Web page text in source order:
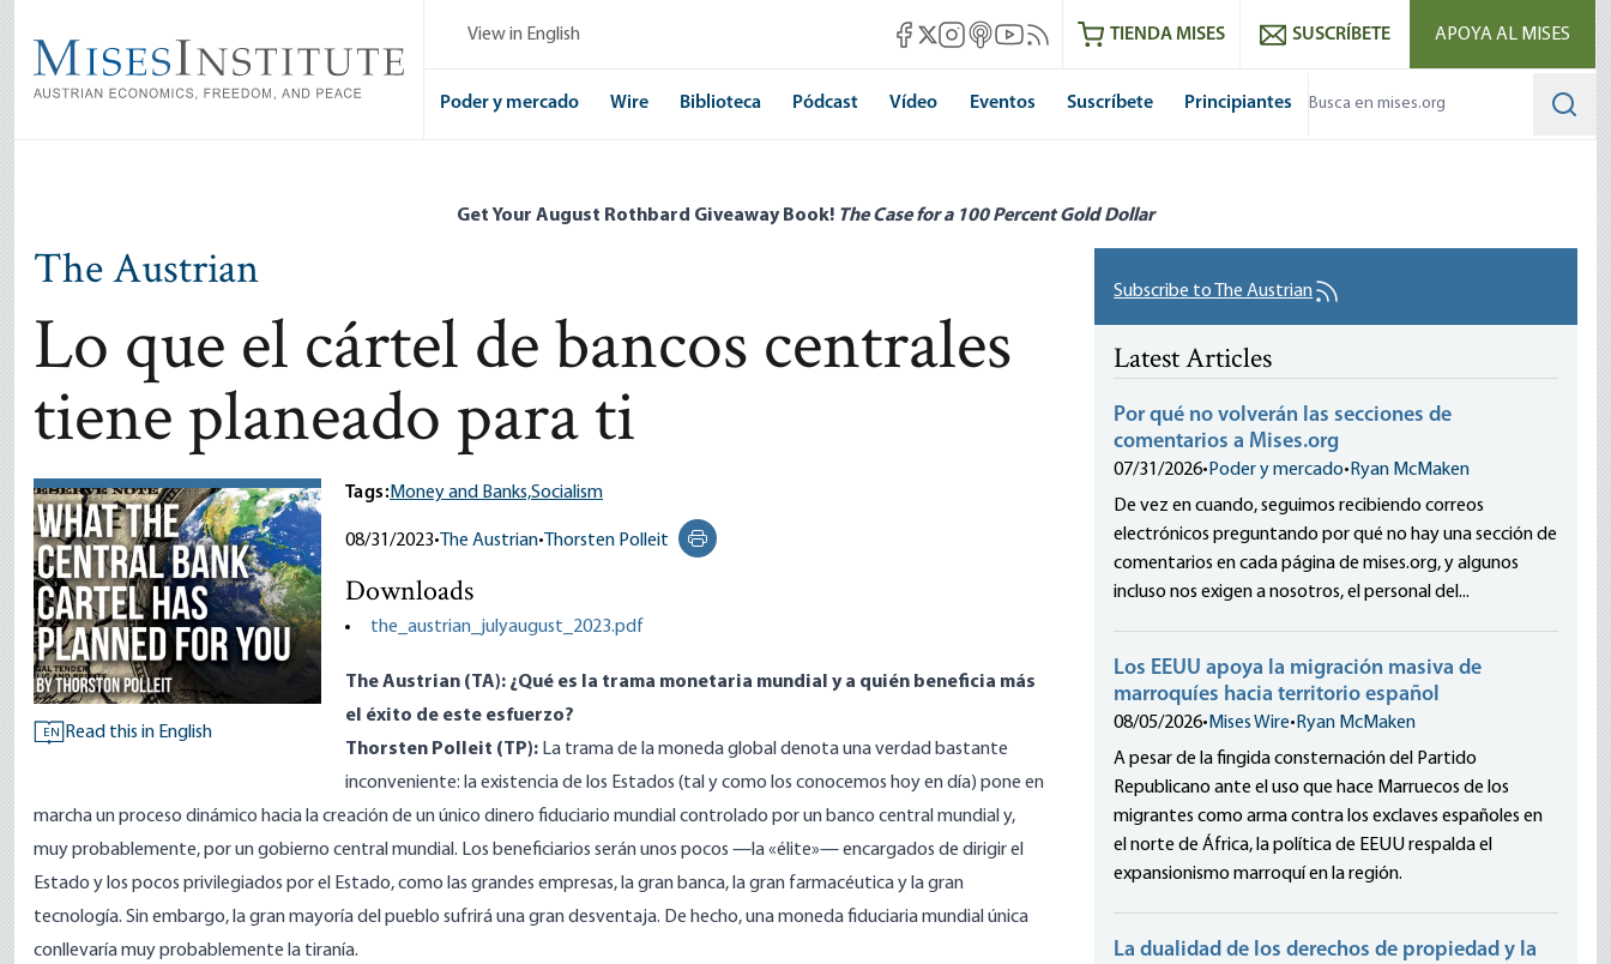
main
content
View in English Mises Facebook
Mises X
Mises Instagram
Mises itunes
Mises Youtube
Mises RSS feedTIENDA MISES SUSCRÍBETE APOYA AL MISES
Poder y mercado Wire Biblioteca Pódcast Vídeo Eventos Suscríbete Principiantes
Get Your August Rothbard Giveaway Book! The Case for a 100 Percent Gold Dollar
The Austrian
Lo que el cártel de bancos centrales
tiene planeado para ti
EN Read this in English
Tags:Money and Banks,Socialism
08/31/2023• The Austrian• Thorsten Polleit
Print this page
Downloads
the_austrian_julyaugust_2023.pdf
The Austrian (TA): ¿Qué es la trama monetaria mundial y a quién beneficia más
el éxito de este esfuerzo?
Thorsten Polleit (TP): La trama de la moneda global denota una verdad bastante
inconveniente: la existencia de los Estados (tal y como los conocemos hoy en día) pone en
marcha un proceso dinámico hacia la creación de un único dinero fiduciario mundial controlado por un banco central mundial y,
muy probablemente, por un gobierno central mundial. Los beneficiarios serán unos pocos —la «élite»— encargados de dirigir el
Estado y los pocos privilegiados por el Estado, como las grandes empresas, la gran banca, la gran farmacéutica y la gran
tecnología. Sin embargo, la gran mayoría del pueblo sufrirá una gran desventaja. De hecho, una moneda fiduciaria mundial única
conllevaría muy probablemente la tiranía.
Subscribe to The Austrian
Latest Articles
Por qué no volverán las secciones de
comentarios a Mises.org
07/31/2026• Poder y mercado• Ryan McMaken
De vez en cuando, seguimos recibiendo correos
electrónicos preguntando por qué no hay una sección de
comentarios en cada página de mises.org, y algunos
incluso nos exigen a nosotros, el personal del...
Los EEUU apoya la migración masiva de
marroquíes hacia territorio español
08/05/2026• Mises Wire• Ryan McMaken
A pesar de la fingida consternación del Partido
Republicano ante el uso que hace Marruecos de los
migrantes como arma contra los exclaves españoles en
el norte de África, la política de EEUU respalda el
expansionismo marroquí en la región.
La dualidad de los derechos de propiedad y la